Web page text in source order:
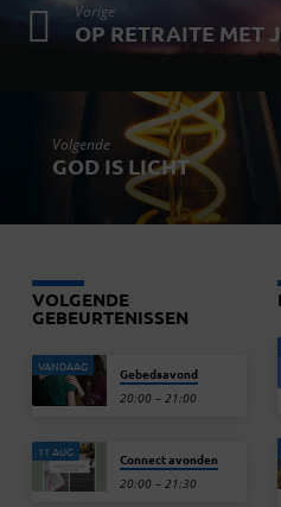
Vorige
OP RETRAITE MET
Volgende
GOD IS LICHT
VOLGENDE
GEBEURTENISSEN
VANDAAG Gebedsavond
20:00 – 21:00
11 AUG Connect avonden
20:00 – 21:30